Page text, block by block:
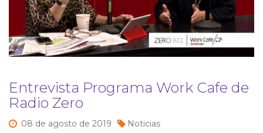
Entrevista Programa Work Cafe de
Radio Zero
08 de agosto de 2019
Noticias